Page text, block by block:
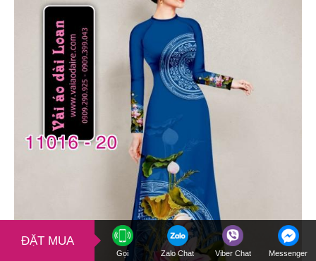
ĐẶT MUA
Gọi Zalo Chat Viber Chat Messenger